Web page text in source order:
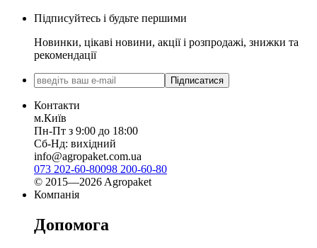
Підписуйтесь і будьте першими
Новинки, цікаві новини, акції і розпродажі, знижки та
рекомендації
Підписатися
Контакти
м.Київ
Пн-Пт з 9:00 до 18:00
Сб-Нд: вихідний
info@agropaket.com.ua
073 202-60-80098 200-60-80
© 2015—2026 Agropaket
Компанія
Допомога